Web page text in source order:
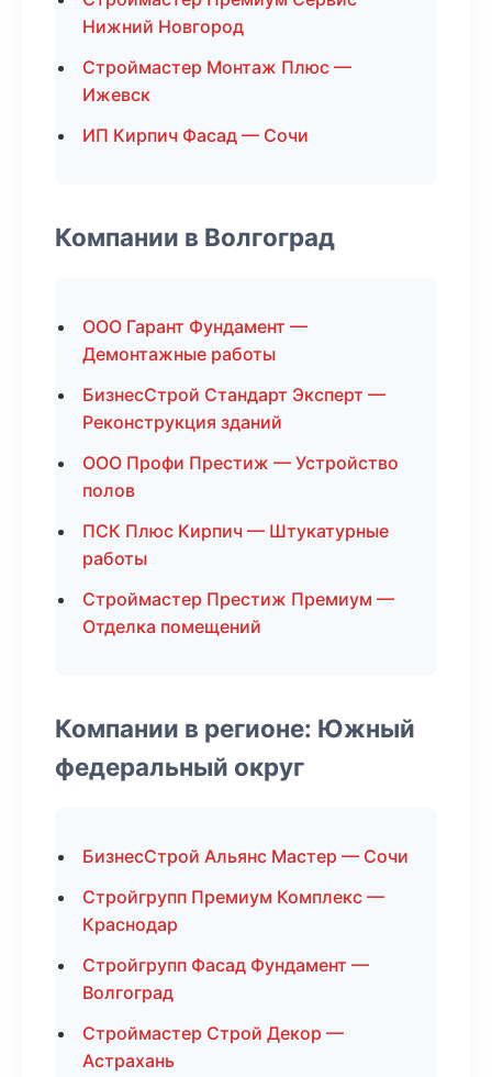
Нижний Новгород
Строймастер Монтаж Плюс —
Ижевск
ИП Кирпич Фасад — Сочи
Компании в Волгоград
ООО Гарант Фундамент —
Демонтажные работы
БизнесСтрой Стандарт Эксперт —
Реконструкция зданий
ООО Профи Престиж — Устройство
полов
ПСК Плюс Кирпич — Штукатурные
работы
Строймастер Престиж Премиум —
Отделка помещений
Компании в регионе: Южный
федеральный округ
БизнесСтрой Альянс Мастер — Сочи
Стройгрупп Премиум Комплекс —
Краснодар
Стройгрупп Фасад Фундамент —
Волгоград
Строймастер Строй Декор —
Астрахань